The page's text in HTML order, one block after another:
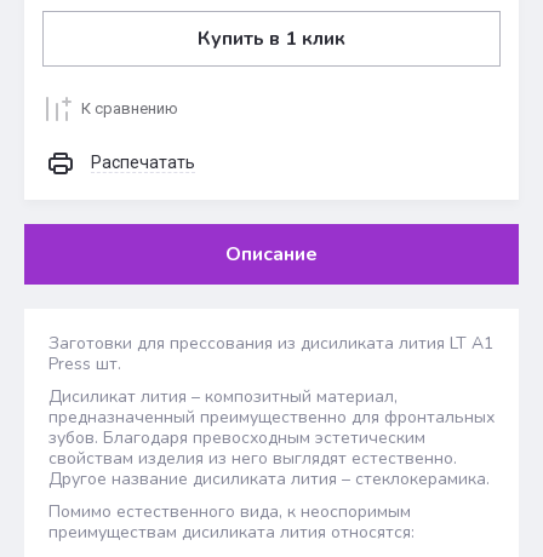
Купить в 1 клик
К сравнению
Распечатать
Описание
Заготовки для прессования из дисиликата лития LT A1
Press шт.
Дисиликат лития – композитный материал,
предназначенный преимущественно для фронтальных
зубов. Благодаря превосходным эстетическим
свойствам изделия из него выглядят естественно.
Другое название дисиликата лития – стеклокерамика.
Помимо естественного вида, к неоспоримым
преимуществам дисиликата лития относятся: